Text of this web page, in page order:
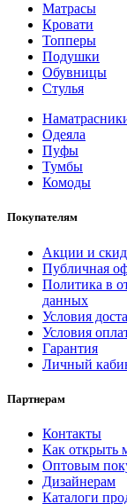
Матрасы
Кровати
Топперы
Подушки
Обувницы
Стулья
Одеяла
Пуфы
Тумбы
Комоды
Покупателям
Акции и
Публичная
Политика в
данных
Условия
Условия
Гарантия
Личный
Партнерам
Контакты
Как открыть
Оптовым
Дизайнерам
Каталоги